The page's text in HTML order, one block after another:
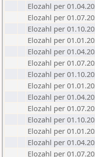
Elozahl per
Elozahl per
Elozahl per
Elozahl per
Elozahl per
Elozahl per
Elozahl per
Elozahl per
Elozahl per
Elozahl per
Elozahl per
Elozahl per
Elozahl per
Elozahl per